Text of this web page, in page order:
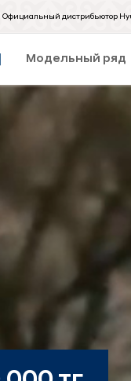
Официальный дистрибьютор
Модельный ряд